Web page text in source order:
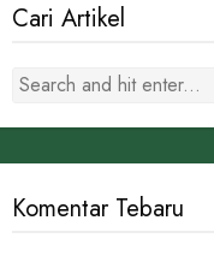
Cari Artikel
Komentar Tebaru